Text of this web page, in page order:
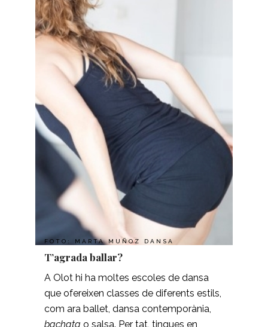
FOTO: MARTA MUÑOZ DANSA
T’agrada ballar?
A Olot hi ha moltes escoles de dansa
que ofereixen classes de diferents estils,
com ara ballet, dansa contemporània,
bachata o salsa. Per tat, tingues en